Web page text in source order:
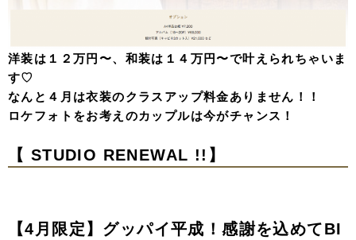
洋装は１２万円〜、和装は１４万円〜で叶えられちゃいま
す♡
なんと４月は衣装のクラスアップ料金ありません！！
ロケフォトをお考えのカップルは今がチャンス！
【 STUDIO RENEWAL !!】
【4月限定】グッパイ平成！感謝を込めてBI